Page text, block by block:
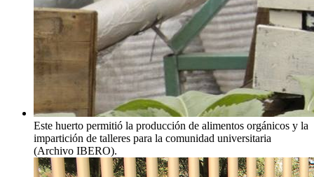
Este huerto permitió la producción de alimentos orgánicos y la
impartición de talleres para la comunidad universitaria
(Archivo IBERO).